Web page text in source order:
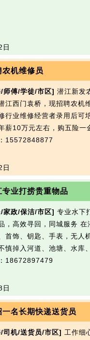
日
农机维修员
师傅/学徒/市区] 潜江新发
江西门袁桥，现招聘农机
行业维修经营者录用后可
薪10万元左右，购五险一
15572848877
日
专业打捞贵重物品
家政/保洁/市区] 专业水下
，高效寻回，同城服务 在
首饰、钥匙、手表，无人
慎掉入河道、池塘、水库
18672897479
日
一名长期快递送货员
司机/送货员/市区] 工作细